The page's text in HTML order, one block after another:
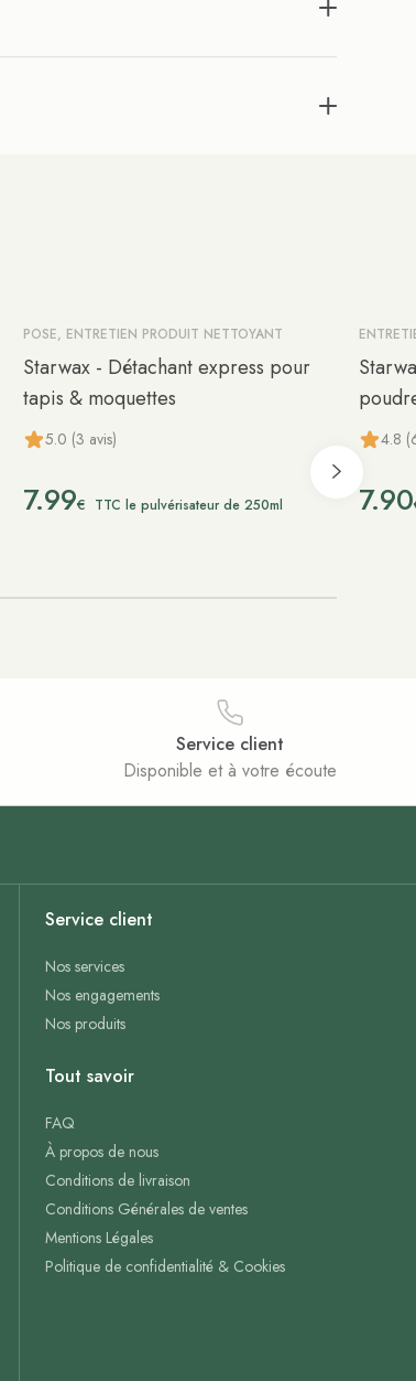
POSE, ENTRETIEN PRODUIT NETTOYANT
Starwax - Détachant express pour
tapis & moquettes
5.0 (3 avis)
7.99€ TTC le pulvérisateur de 250ml
4.8
7.90
Service client
Disponible et à votre écoute
Service client
Nos services
Nos engagements
Nos produits
Tout savoir
FAQ
À propos de nous
Conditions de livraison
Conditions Générales de ventes
Mentions Légales
Politique de confidentialité & Cookies